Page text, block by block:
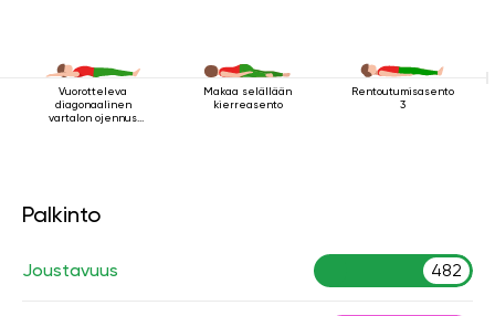
Vuorotteleva
diagonaalinen
vartalon ojennus
Makaa selällään
kierreasento
Rentoutumisasento
3
Palkinto
Joustavuus 482